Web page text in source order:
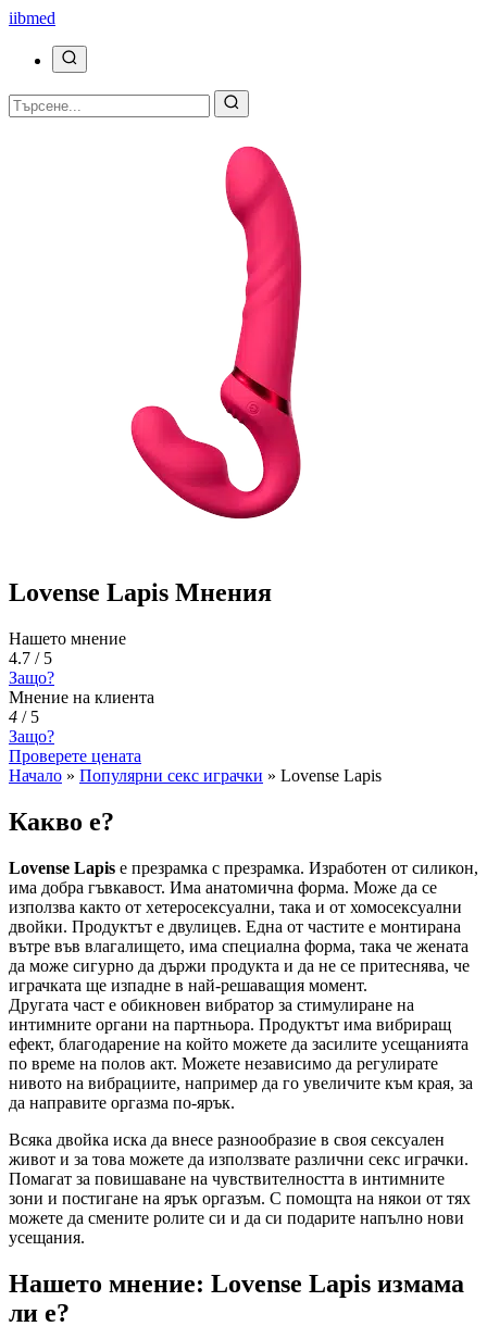
iibmed
Lovense Lapis Мнения
Нашето мнение
4.7 / 5
Защо?
Мнение на клиента
4 / 5
Защо?
Проверете цената
Начало » Популярни секс играчки » Lovense Lapis
Какво е?
Lovense Lapis е презрамка с презрамка. Изработен от силикон,
има добра гъвкавост. Има анатомична форма. Може да се
използва както от хетеросексуални, така и от хомосексуални
двойки. Продуктът е двулицев. Една от частите е монтирана
вътре във влагалището, има специална форма, така че жената
да може сигурно да държи продукта и да не се притеснява, че
играчката ще изпадне в най-решаващия момент.
Другата част е обикновен вибратор за стимулиране на
интимните органи на партньора. Продуктът има вибриращ
ефект, благодарение на който можете да засилите усещанията
по време на полов акт. Можете независимо да регулирате
нивото на вибрациите, например да го увеличите към края, за
да направите оргазма по-ярък.
Всяка двойка иска да внесе разнообразие в своя сексуален
живот и за това можете да използвате различни секс играчки.
Помагат за повишаване на чувствителността в интимните
зони и постигане на ярък оргазъм. С помощта на някои от тях
можете да смените ролите си и да си подарите напълно нови
усещания.
Нашето мнение: Lovense Lapis измама
ли е?